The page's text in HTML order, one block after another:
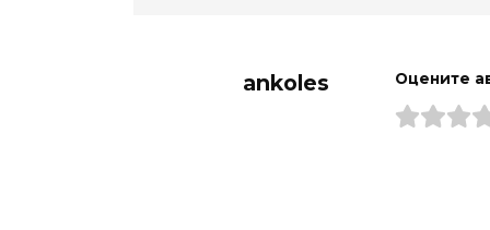
ankoles Оцените